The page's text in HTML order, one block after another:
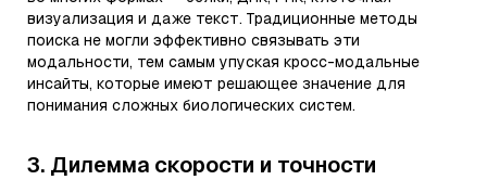
визуализация и даже текст. Традиционные методы
поиска не могли эффективно связывать эти
модальности, тем самым упуская кросс-модальные
инсайты, которые имеют решающее значение для
понимания сложных биологических систем.
3. Дилемма скорости и точности